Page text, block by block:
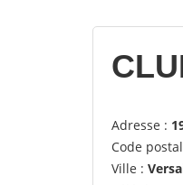
Adresse :
Code
Ville :